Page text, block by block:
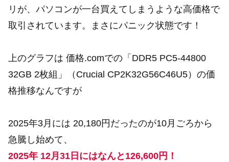
リが、パソコンが一台買えてしまうような高価格で
取引されています。まさにパニック状態です！
上のグラフは 価格.comでの「DDR5 PC5-44800
32GB 2枚組」（Crucial CP2K32G56C46U5）の価
格推移なんですが
2025年3月には 20,180円だったのが10月ごろから
急騰し始めて、
2025年 12月31日にはなんと126,600円！